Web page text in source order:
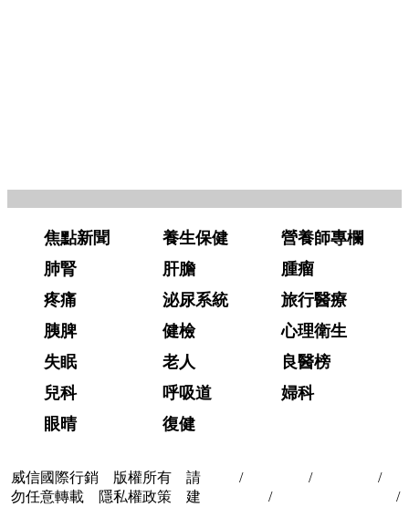
焦點新聞 養生保健
營養師專欄
肺腎
肝膽
腫瘤
疼痛
泌尿系統
旅行醫療
胰脾
健檢
心理衛生
失眠
老人
良醫榜
兒科
呼吸道
婦科
眼晴
復健
威信國際行銷 版權所有 請
勿任意轉載 隱私權政策 建
/ / /
/
/